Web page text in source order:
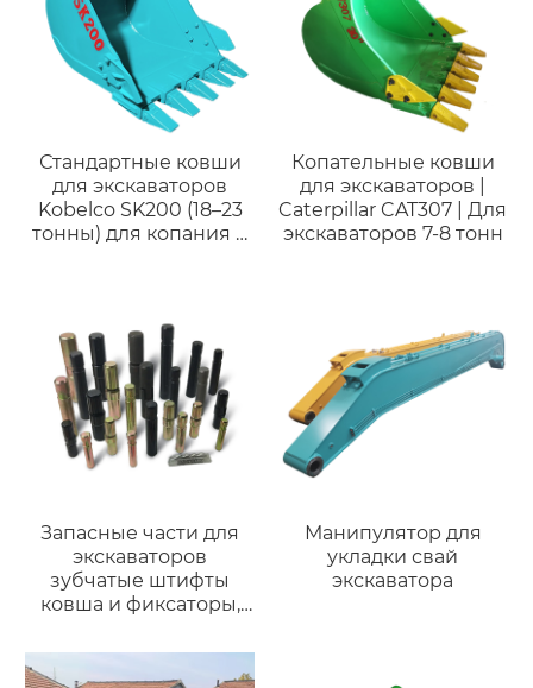
Стандартные ковши
для экскаваторов
Kobelco SK200 (18–23
тонны) для копания и
Высокое качество,
выгодная цена.
Копательные ковши
для экскаваторов |
Caterpillar CAT307 | Для
экскаваторов 7-8 тонн
Запасные части для
экскаваторов
зубчатые штифты
ковша и фиксаторы,
Манипулятор для
укладки свай
экскаватора